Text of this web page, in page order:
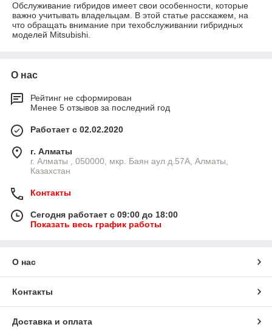
Обслуживание гибридов имеет свои особенности, которые
важно учитывать владельцам. В этой статье расскажем, на
что обращать внимание при техобслуживании гибридных
моделей Mitsubishi.
О нас
Рейтинг не сформирован
Менее 5 отзывов за последний год
Работает с 02.02.2020
г. Алматы
г. Алматы , 050000, мкр. Баян аул д.57А, Алматы,
Казахстан
Контакты
Сегодня работает с 09:00 до 18:00
Показать весь график работы
О нас
Контакты
Доставка и оплата